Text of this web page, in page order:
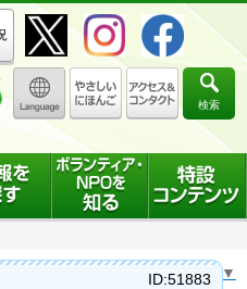
検索
Select Language ▼
ID:51883